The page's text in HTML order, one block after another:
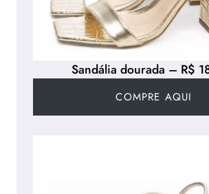
Sandália dourada – R$
COMPRE AQUI